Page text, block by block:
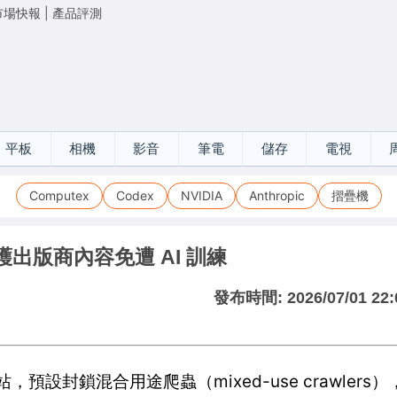
場快報 產品評測
平板 相機 影音 筆電 儲存 電視
Computex Codex NVIDIA Anthropic 摺疊機
出版商內容免遭 AI 訓練
發布時間: 2026/07/01
，預設封鎖混合用途爬蟲（mixed-use crawlers）